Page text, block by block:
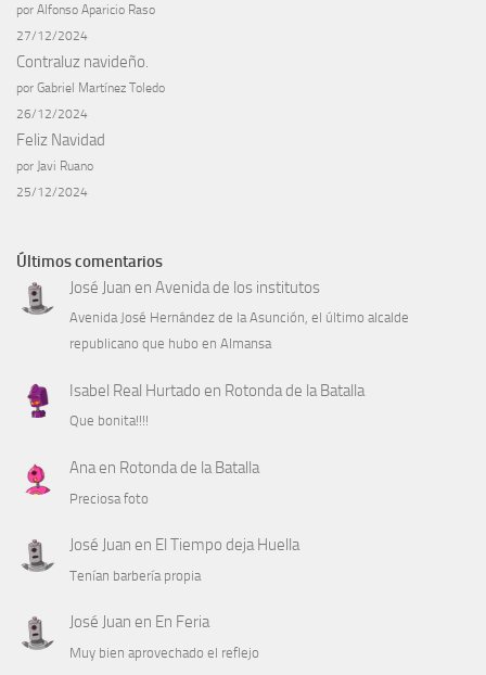
por Alfonso Aparicio Raso
27/12/2024
Contraluz navideño.
por Gabriel Martínez Toledo
26/12/2024
Feliz Navidad
por Javi Ruano
25/12/2024
Últimos comentarios
José Juan en Avenida de los institutos
Avenida José Hernández de la Asunción, el último alcalde
republicano que hubo en Almansa
Isabel Real Hurtado en Rotonda de la Batalla
Que bonita!!!!
Anaen Rotonda de la Batalla
Preciosa foto
José Juan en El Tiempo deja Huella
Tenían barbería propia
José Juan en En Feria
Muy bien aprovechado el reflejo